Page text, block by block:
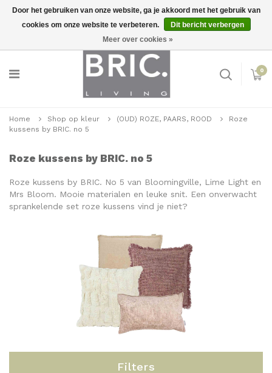
Inloggen
0
Home Shop op kleur (OUD) ROZE, PAARS, ROOD
Roze
kussens by BRIC. no 5
Roze kussens by BRIC. no 5
Roze kussens by BRIC. No 5 van Bloomingville, Lime Light en
Mrs Bloom. Mooie materialen en leuke snit. Een onverwacht
sprankelende set roze kussens vind je niet?
Filters
Door het gebruiken van onze website, ga je akkoord met het gebruik van
cookies om onze website te verbeteren.
Dit bericht verbergen
Meer over cookies »